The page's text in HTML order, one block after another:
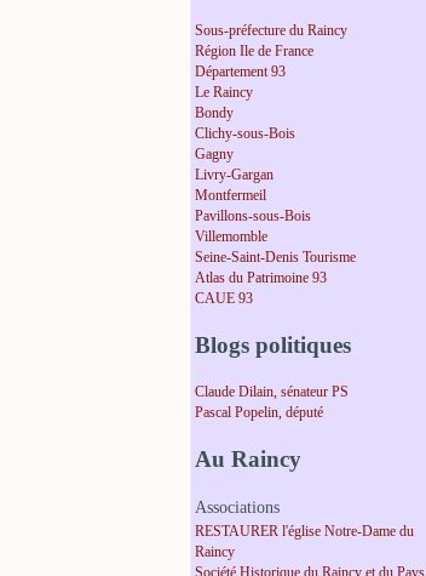
Sous-préfecture du Raincy
Région Ile de France
Département 93
Le Raincy
Bondy
Clichy-sous-Bois
Gagny
Livry-Gargan
Montfermeil
Pavillons-sous-Bois
Villemomble
Seine-Saint-Denis Tourisme
Atlas du Patrimoine 93
CAUE 93
Blogs politiques
Claude Dilain, sénateur PS
Pascal Popelin, député
Au Raincy
Associations
RESTAURER l'église Notre-Dame du
Raincy